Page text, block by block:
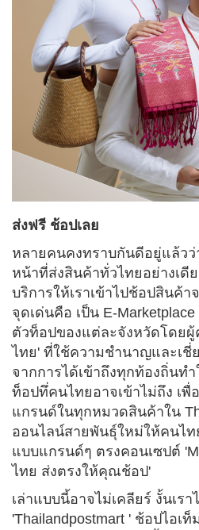
ส่งฟรี ช้อปเลย
หลายคนคงทราบกันดีอยู่แล้ว
หน้าที่ส่งสินค้าทั่วไทยอย่างเดี
บริการให้เราเข้าไปช้อปสินค้
จุดเด่นคือ เป็น E-
ตัวท็อปของแต่ละจังหวัดโดย
ไทย' ที่ใช้ความชำนาญและเ
จากการได้เข้าถึงทุกท้องถิ่นท
ท็อปทึ่คนไทยอาจเข้าไม่ถึง เพื่
แกรนด์ในทุกหมวดสินค้าใน
ออนไลน์สายพันธุ์ใหม่ให้คนไ
แบบแกรนด์ๆ ตรงคอนเซปต์
ไทย ส่งตรงให้คุณช้อป'
เล่าแบบนี้อาจไม่เคลียร์ งั้นเร
'Thailandpostmart ' ช้อปไอเ